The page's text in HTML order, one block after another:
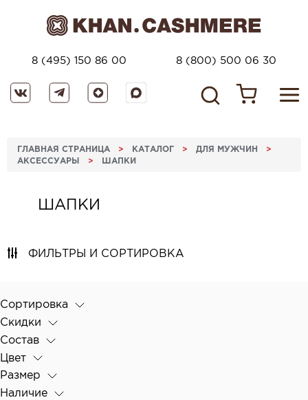
8 (495) 150 86 00 8 (800) 500 06 30
ГЛАВНАЯ СТРАНИЦА > КАТАЛОГ > ДЛЯ МУЖЧИН >
АКСЕССУАРЫ > ШАПКИ
ШАПКИ
ФИЛЬТРЫ И СОРТИРОВКА
Сортировка
Скидки
Состав
Цвет
Размер
Наличие